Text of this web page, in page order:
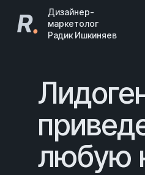
R.
Дизайнер-
маркетолог
Радик Ишкиняев
любую